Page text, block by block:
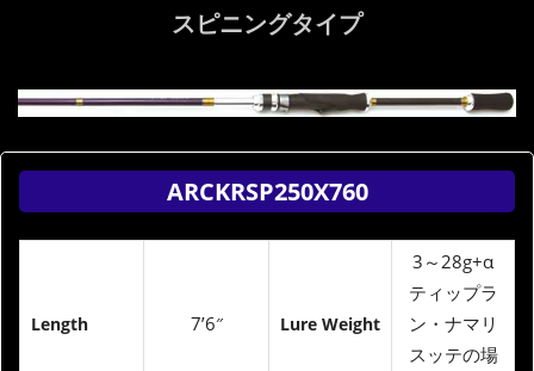
スピニングタイプ
ARCKRSP250X760
Length 7’6″ Lure Weight
3～28g+α
ティップラ
ン・ナマリ
スッテの場